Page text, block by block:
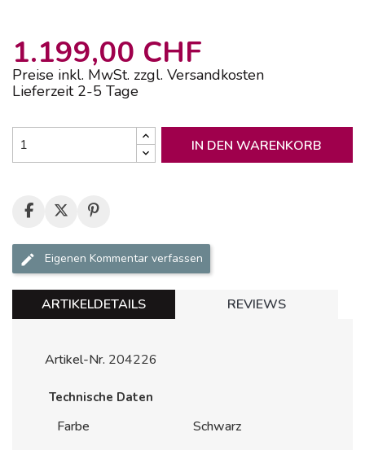
1.199,00 CHF
Preise inkl. MwSt. zzgl. Versandkosten
Lieferzeit 2-5 Tage
IN DEN WARENKORB
Eigenen Kommentar verfassen
ARTIKELDETAILS REVIEWS
Artikel-Nr. 204226
Technische Daten
Farbe Schwarz